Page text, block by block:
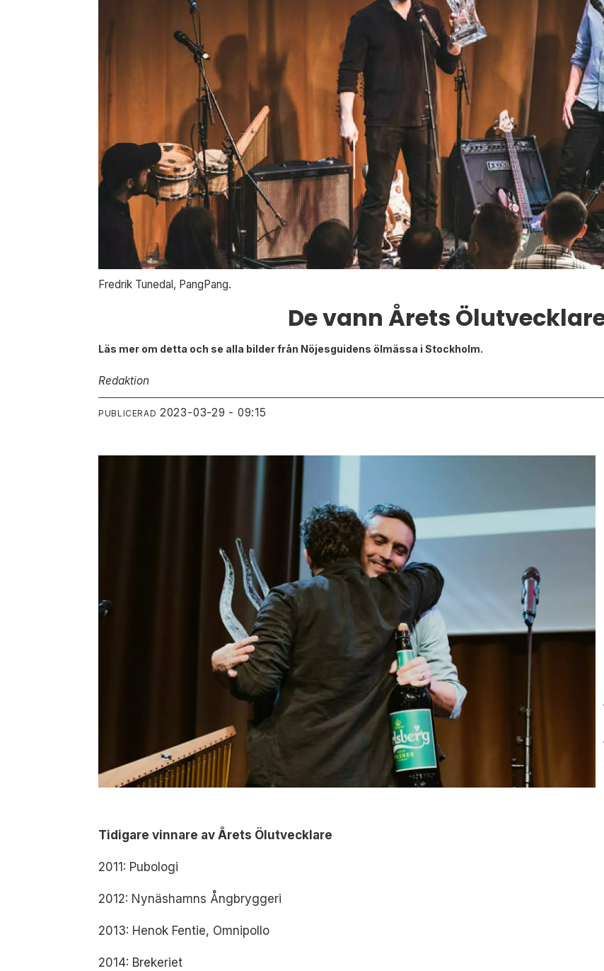
Fredrik Tunedal, PangPang.
De vann Årets
Läs mer om detta och se alla bilder från Nöjesguidens ölmässa i Stockholm.
Redaktion
PUBLICERAD 2023-03-29 - 09:15
Tidigare vinnare av Årets Ölutvecklare
2011: Pubologi
2012: Nynäshamns Ångbryggeri
2013: Henok Fentie, Omnipollo
2014: Brekeriet